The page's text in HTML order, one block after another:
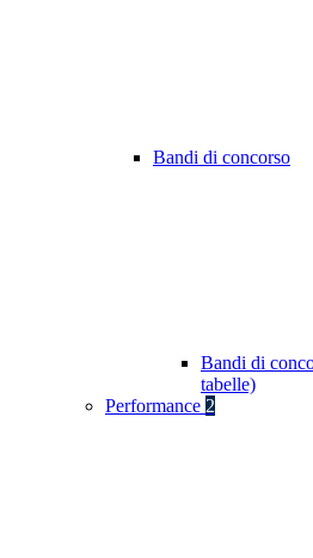
Bandi di concorso
Bandi di
tabelle)
Performance 2